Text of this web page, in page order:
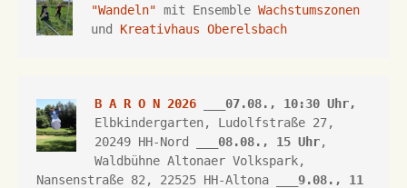
"Wandeln" mit Ensemble Wachstumszonen
und Kreativhaus Oberelsbach
B A R O N 2026 ___07.08., 10:30 Uhr,
Elbkindergarten, Ludolfstraße 27,
20249 HH-Nord ___ 08.08., 15 Uhr
Nansenstraße 82, 22525 HH-Altona
9.08., 11